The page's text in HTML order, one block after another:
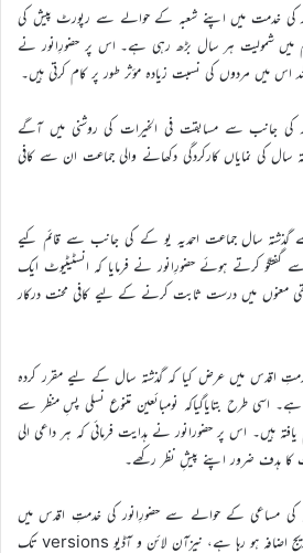
کی خدمت میں اپنے شعبہ کے حوالے سے رپورٹ پیش کی
میں شمولیت ہر سال بڑھ رہی ہے۔ اس پر حضورِانور نے
اس میں مردوں کی نسبت زیادہ مؤثر طور پر کام کرتی ہیں۔
کی جانب سے مسابقت فی الخیرات کی روشنی میں آگے
سال کی نمایاں کارکردگی دکھانے والی جماعت ان سے کافی
سال جماعت احمدیہ یو کے کی جانب سے قائم کیے
کرتے ہوئے حضورِانور نے فرمایا کہ انسٹیٹیوٹ ایک
معنوں میں درست ثابت کرنے کے لیے کافی محنت درکار
خدمتِ اقدس میں عرض کیا کہ گذشتہ سال کے لیے مقرر کردہ
اسی طرح بتایاگیاکہ نومبائعین متنوع نسلی پسِ منظر سے
یافتہ ہیں۔ اس پر حضورانور نے ہدایت فرمائی کہ ہر داعی الی
کا ہدف ضرور اپنے پیشِ نظر رکھے۔
کی مساعی کے حوالے سے حضورِانور کی خدمتِ اقدس میں
عرض کیا کہ کتب کی فروخت میں بتدریج اضافہ ہو رہا ہے، نیزآن لائن و آڈیو versions تک